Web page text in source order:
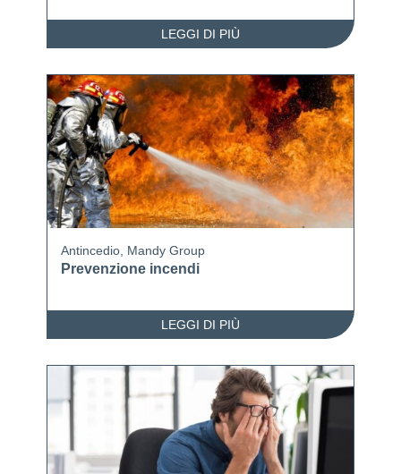
LEGGI DI PIÙ
Antincedio Mandy Group
Prevenzione incendi
LEGGI DI PIÙ